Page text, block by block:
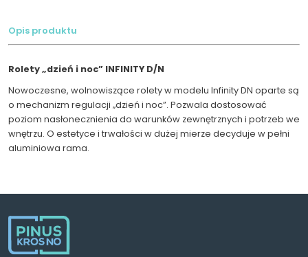
Opis produktu
Rolety „dzień i noc” INFINITY D/N
Nowoczesne, wolnowiszące rolety w modelu Infinity DN oparte są
o mechanizm regulacji „dzień i noc”. Pozwala dostosować
poziom nasłonecznienia do warunków zewnętrznych i potrzeb we
wnętrzu. O estetyce i trwałości w dużej mierze decyduje w pełni
aluminiowa rama.